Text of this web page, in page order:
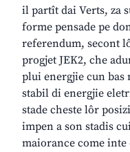
il partît dai Verts, za
forme pensade pe
referendum, secont
progjet JEK2, che
plui energjie cun
stabil di energjie
stade cheste lôr
impen a son stadis
maiorance come